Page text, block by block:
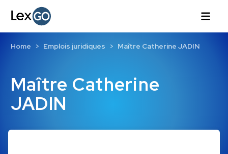
Maître Catherine
JADIN
Home Emplois juridiques Maître Catherine JADIN